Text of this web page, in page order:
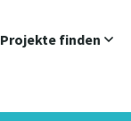
Projekte finden